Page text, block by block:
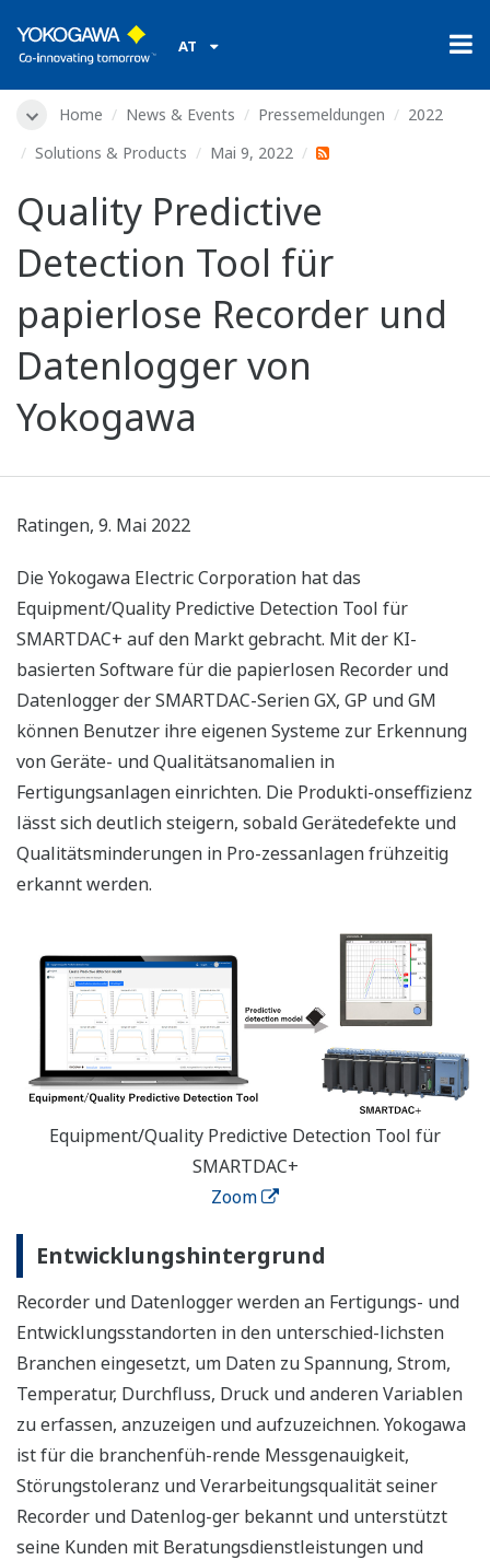
AT
Home News & Events Pressemeldungen
2022
Solutions & Products
Mai 9, 2022
Quality Predictive
Detection Tool für
papierlose Recorder und
Datenlogger von
Yokogawa
Ratingen, 9. Mai 2022
Die Yokogawa Electric Corporation hat das
Equipment/Quality Predictive Detection Tool für
SMARTDAC+ auf den Markt gebracht. Mit der KI-
basierten Software für die papierlosen Recorder und
Datenlogger der SMARTDAC-Serien GX, GP und GM
können Benutzer ihre eigenen Systeme zur Erkennung
von Geräte- und Qualitätsanomalien in
Fertigungsanlagen einrichten. Die Produkti-onseffizienz
lässt sich deutlich steigern, sobald Gerätedefekte und
Qualitätsminderungen in Pro-zessanlagen frühzeitig
erkannt werden.
Equipment/Quality Predictive Detection Tool für
SMARTDAC+
Zoom
Entwicklungshintergrund
Recorder und Datenlogger werden an Fertigungs- und
Entwicklungsstandorten in den unterschied-lichsten
Branchen eingesetzt, um Daten zu Spannung, Strom,
Temperatur, Durchfluss, Druck und anderen Variablen
zu erfassen, anzuzeigen und aufzuzeichnen. Yokogawa
ist für die branchenfüh-rende Messgenauigkeit,
Störungstoleranz und Verarbeitungsqualität seiner
Recorder und Datenlog-ger bekannt und unterstützt
seine Kunden mit Beratungsdienstleistungen und